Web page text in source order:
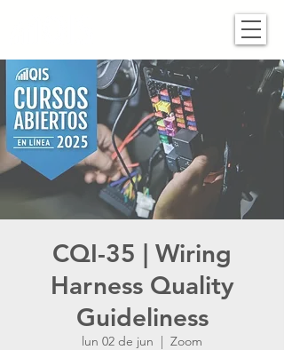
CQI-35 | Wiring
Harness Quality
Guideliness
lun 02 de jun
  |
Zoom